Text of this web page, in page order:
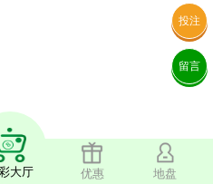
大厅 优惠 地盘
投注
留言